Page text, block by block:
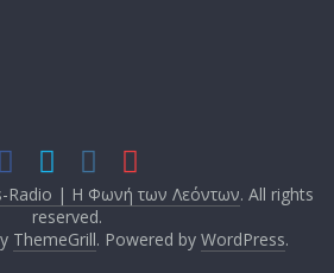
Radio | Η Φωνή των Λεόντων. All rights
reserved.
ThemeGrill. Powered by WordPress.